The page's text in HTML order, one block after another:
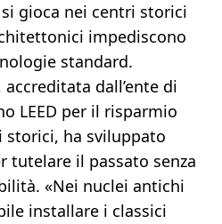
gioca nei centri storici
impediscono
standard.
accreditata dall’ente di
LEED per il risparmio
storici, ha sviluppato
tutelare il passato senza
«Nei nuclei antichi
installare i classici